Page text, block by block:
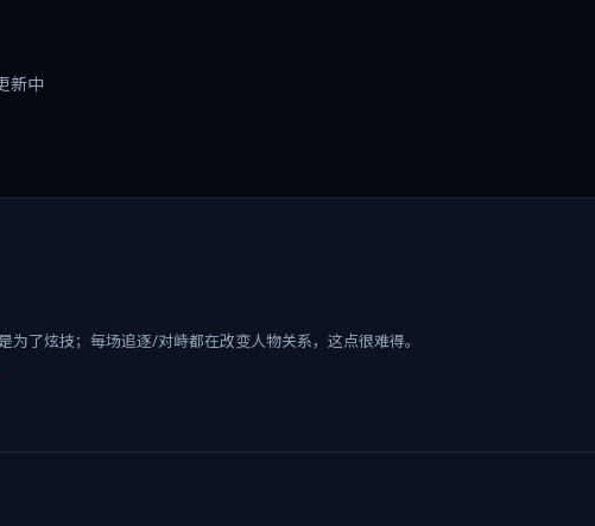
新中
为了炫技；每场追逐/对峙都在改变人物关系，这点很难得。